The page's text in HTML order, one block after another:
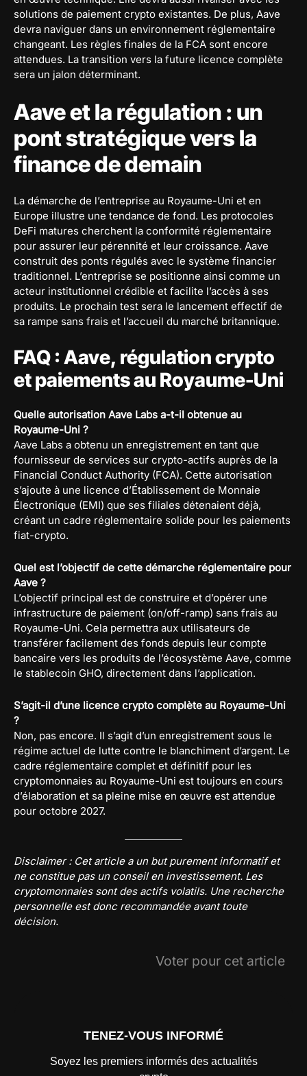
solutions de paiement crypto existantes. De plus, Aave
devra naviguer dans un environnement réglementaire
changeant. Les règles finales de la FCA sont encore
attendues. La transition vers la future licence complète
sera un jalon déterminant.
Aave et la régulation : un
pont stratégique vers la
finance de demain
La démarche de l’entreprise au Royaume-Uni et en
Europe illustre une tendance de fond. Les protocoles
DeFi matures cherchent la conformité réglementaire
pour assurer leur pérennité et leur croissance. Aave
construit des ponts régulés avec le système financier
traditionnel. L’entreprise se positionne ainsi comme un
acteur institutionnel crédible et facilite l’accès à ses
produits. Le prochain test sera le lancement effectif de
sa rampe sans frais et l’accueil du marché britannique.
FAQ : Aave, régulation crypto
et paiements au Royaume-Uni
Quelle autorisation Aave Labs a-t-il obtenue au
Royaume-Uni ?
Aave Labs a obtenu un enregistrement en tant que
fournisseur de services sur crypto-actifs auprès de la
Financial Conduct Authority (FCA). Cette autorisation
s’ajoute à une licence d’Établissement de Monnaie
Électronique (EMI) que ses filiales détenaient déjà,
créant un cadre réglementaire solide pour les paiements
fiat-crypto.
Quel est l’objectif de cette démarche réglementaire pour
Aave ?
L’objectif principal est de construire et d’opérer une
infrastructure de paiement (on/off-ramp) sans frais au
Royaume-Uni. Cela permettra aux utilisateurs de
transférer facilement des fonds depuis leur compte
bancaire vers les produits de l’écosystème Aave, comme
le stablecoin GHO, directement dans l’application.
S’agit-il d’une licence crypto complète au Royaume-Uni
?
Non, pas encore. Il s’agit d’un enregistrement sous le
régime actuel de lutte contre le blanchiment d’argent. Le
cadre réglementaire complet et définitif pour les
cryptomonnaies au Royaume-Uni est toujours en cours
d’élaboration et sa pleine mise en œuvre est attendue
pour octobre 2027.
Disclaimer : Cet article a un but purement informatif et
ne constitue pas un conseil en investissement. Les
cryptomonnaies sont des actifs volatils. Une recherche
personnelle est donc recommandée avant toute
décision.
Voter pour cet article
TENEZ-VOUS INFORMÉ
Soyez les premiers informés des actualités